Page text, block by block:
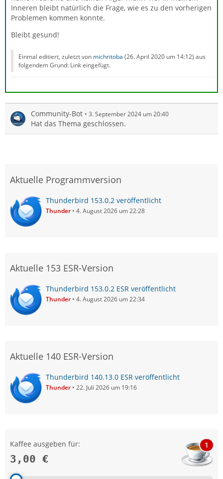
Inneren bleibt natürlich die Frage, wie es zu den vorherigen
Problemen kommen konnte.
Bleibt gesund!
Einmal editiert, zuletzt von michritoba (26. April 2020 um 14:12) aus
folgendem Grund: Link eingefügt.
Community-Bot 3. September 2024 um 20:40
Hat das Thema geschlossen.
Aktuelle Programmversion
Thunderbird 153.0.2 veröffentlicht
Thunder 4. August 2026 um 22:28
Aktuelle 153 ESR-Version
Thunderbird 153.0.2 ESR veröffentlicht
Thunder 4. August 2026 um 22:34
Aktuelle 140 ESR-Version
Thunderbird 140.13.0 ESR veröffentlicht
Thunder 22. Juli 2026 um 19:16
Kaffee ausgeben für:
3,00 €
1